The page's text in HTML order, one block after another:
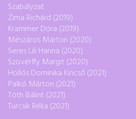
Szabályzat
Zima Richárd (2019)
Krammer Dóra (2019)
Mészáros Márton (2020)
Seres Lili Hanna (2020)
Szövérffy Margit (2020)
Hollós Dominika Kincső (2021)
Palkó Márton (2021)
Tóth Bálint (2021)
Turcsik Réka (2021)